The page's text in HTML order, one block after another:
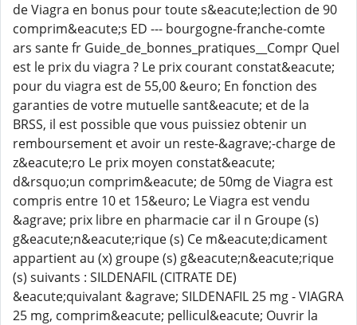
de Viagra en bonus pour toute s&eacute;lection de 90
comprim&eacute;s ED --- bourgogne-franche-comte
ars sante fr Guide_de_bonnes_pratiques__Compr Quel
est le prix du viagra ? Le prix courant constat&eacute;
pour du viagra est de 55,00 &euro; En fonction des
garanties de votre mutuelle sant&eacute; et de la
BRSS, il est possible que vous puissiez obtenir un
remboursement et avoir un reste-&agrave;-charge de
z&eacute;ro Le prix moyen constat&eacute;
d&rsquo;un comprim&eacute; de 50mg de Viagra est
compris entre 10 et 15&euro; Le Viagra est vendu
&agrave; prix libre en pharmacie car il n Groupe (s)
g&eacute;n&eacute;rique (s) Ce m&eacute;dicament
appartient au (x) groupe (s) g&eacute;n&eacute;rique
(s) suivants : SILDENAFIL (CITRATE DE)
&eacute;quivalant &agrave; SILDENAFIL 25 mg - VIAGRA
25 mg, comprim&eacute; pellicul&eacute; Ouvrir la